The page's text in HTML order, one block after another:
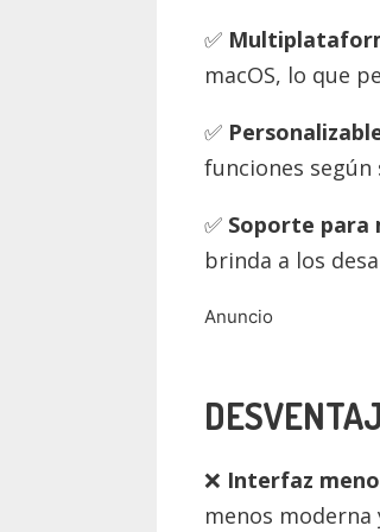
macOS, lo que
funciones según
Soporte para
brinda a los
Anuncio
Interfaz
menos